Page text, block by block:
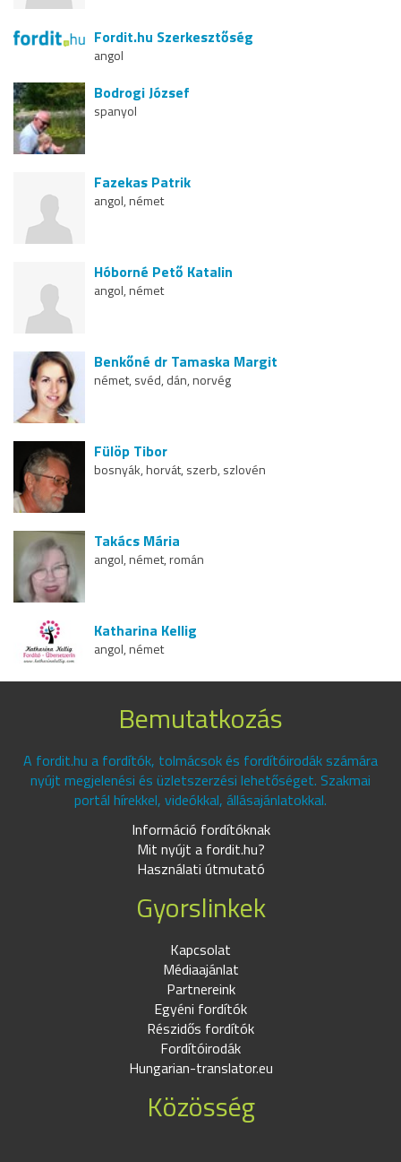
Fordit.hu Szerkesztőség
angol
Bodrogi József
spanyol
Fazekas Patrik
angol, német
Hóborné Pető Katalin
angol, német
Benkőné dr Tamaska Margit
német, svéd, dán, norvég
Fülöp Tibor
bosnyák, horvát, szerb, szlovén
Takács Mária
angol, német, román
Katharina Kellig
angol, német
Bemutatkozás
A fordit.hu a fordítók, tolmácsok és fordítóirodák számára
nyújt megjelenési és üzletszerzési lehetőséget. Szakmai
portál hírekkel, videókkal, állásajánlatokkal.
Információ fordítóknak
Mit nyújt a fordit.hu?
Használati útmutató
Gyorslinkek
Kapcsolat
Médiaajánlat
Partnereink
Egyéni fordítók
Részidős fordítók
Fordítóirodák
Hungarian-translator.eu
Közösség